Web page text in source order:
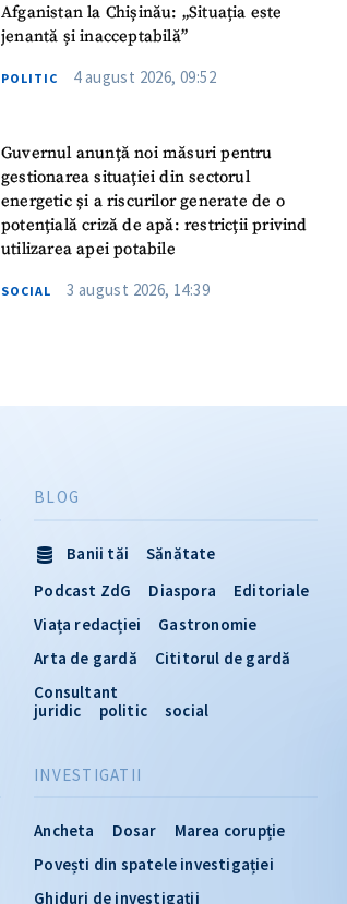
Afganistan la Chișinău: „Situația este
jenantă și inacceptabilă”
POLITIC 4 august 2026, 09:52
Guvernul anunță noi măsuri pentru
gestionarea situației din sectorul
energetic și a riscurilor generate de o
potențială criză de apă: restricții privind
utilizarea apei potabile
SOCIAL 3 august 2026, 14:39
INVESTIGATII
Ancheta Dosar
Marea corupție
Povești din spatele investigației
Ghiduri de investigații
BLOG
Banii tăi
Sănătate
Podcast ZdG
Diaspora
Editoriale
Viața redacției
Gastronomie
Arta de gardă
Cititorul de gardă
Consultant
juridic
politic social